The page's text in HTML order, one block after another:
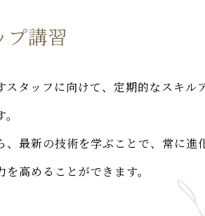
プ講習
スタッフに向けて、定期的なスキル
、最新の技術を学ぶことで、常に進
高めることができます。